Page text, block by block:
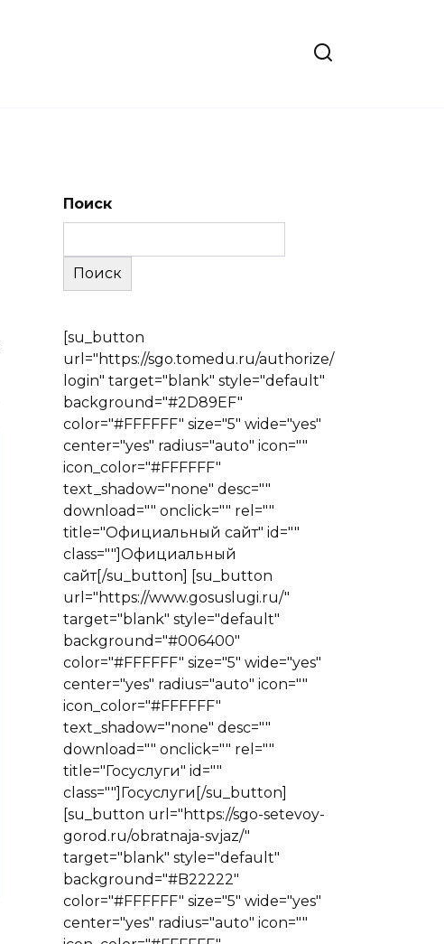
Поиск
Поиск
[su_button
url="https://sgo.tomedu.ru/authorize/
login" target="blank" style="default"
background="#2D89EF"
color="#FFFFFF" size="5" wide="yes"
center="yes" radius="auto" icon=""
icon_color="#FFFFFF"
text_shadow="none" desc=""
download="" onclick="" rel=""
title="Официальный сайт" id=""
class=""]Официальный
сайт[/su_button] [su_button
url="https://www.gosuslugi.ru/"
target="blank" style="default"
background="#006400"
color="#FFFFFF" size="5" wide="yes"
center="yes" radius="auto" icon=""
icon_color="#FFFFFF"
text_shadow="none" desc=""
download="" onclick="" rel=""
title="Госуслуги" id=""
class=""]Госуслуги[/su_button]
[su_button url="https://sgo-setevoy-
gorod.ru/obratnaja-svjaz/"
target="blank" style="default"
background="#B22222"
color="#FFFFFF" size="5" wide="yes"
center="yes" radius="auto" icon=""